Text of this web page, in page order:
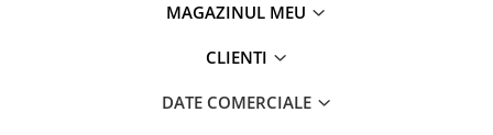
MAGAZINUL MEU
CLIENTI
DATE COMERCIALE